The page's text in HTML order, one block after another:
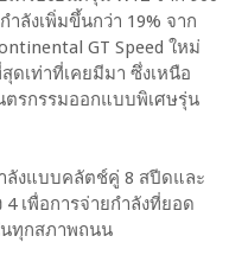
ลังเพิ่มขึ้นกว่า 19% จาก
GT Speed ใหม่
ดเท่าที่เคยมีมา ซึ่งเหนือ
ตรกรรมออกแบบพิเศษรุ่น
ลังแบบคลัตช์คู่ 8 สปีดและ
เพื่อการจ่ายกำลังที่ยอด
นทุกสภาพถนน